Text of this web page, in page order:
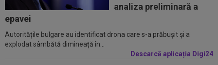
analiza preliminară a
epavei
Autoritățile bulgare au identificat drona care s-a prăbușit și a
explodat sâmbătă dimineață în...
Descarcă aplicația Digi24
Noul transfer al lui Real Madrid l-a lăsat
”mască” la debut: Jose Mourinho...
08:05
Belgienii s-au convins de Darius Olaru, după
primul gol la Union Saint-Gilloise